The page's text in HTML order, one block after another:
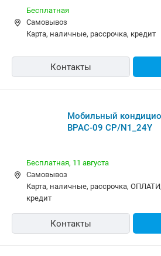
Бесплатная
Самовывоз
карта, наличные, рассрочка, кредит
Контакты
Мобильный
BPAC-09 CP/N1_24Y
Бесплатная, 11 августа
Самовывоз
карта, наличные, рассрочка, ОПЛАТИ,
кредит
Контакты